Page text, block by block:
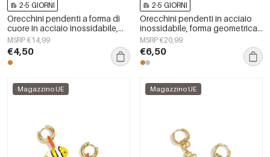
2-5 GIORNI
Orecchini pendenti a forma di
cuore in acciaio inossidabile,
serie Simple Daily Simple, gioielli
da donna
MSRP €14,99
€4,50
2-5 GIORNI
Orecchini pendenti in acciaio
inossidabile, forma geometrica,
semplici, serie &quot;Daily
Simple&quot;, gioielli da donna.
MSRP €20,99
€6,50
Magazzino UE Magazzino UE